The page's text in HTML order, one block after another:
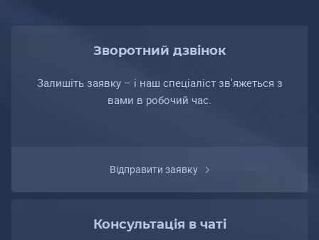
Зворотний дзвінок
Залишіть заявку – і наш спеціаліст зв'яжеться з
вами в робочий час.
Відправити заявку
Консультація в чаті